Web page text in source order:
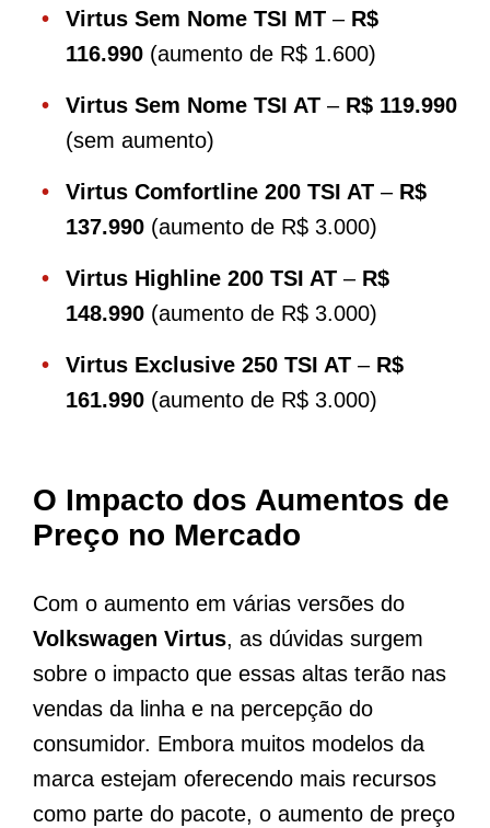
Virtus Sem Nome TSI MT – R$
116.990 (aumento de R$ 1.600)
Virtus Sem Nome TSI AT – R$ 119.990
(sem aumento)
Virtus Comfortline 200 TSI AT – R$
137.990 (aumento de R$ 3.000)
Virtus Highline 200 TSI AT – R$
148.990 (aumento de R$ 3.000)
Virtus Exclusive 250 TSI AT – R$
161.990 (aumento de R$ 3.000)
O Impacto dos Aumentos de
Preço no Mercado
Com o aumento em várias versões do
Volkswagen Virtus, as dúvidas surgem
sobre o impacto que essas altas terão nas
vendas da linha e na percepção do
consumidor. Embora muitos modelos da
marca estejam oferecendo mais recursos
como parte do pacote, o aumento de preço